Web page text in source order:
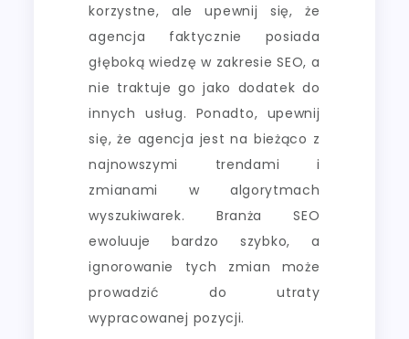
korzystne, ale upewnij się, że
agencja faktycznie posiada
głęboką wiedzę w zakresie SEO, a
nie traktuje go jako dodatek do
innych usług. Ponadto, upewnij
się, że agencja jest na bieżąco z
najnowszymi trendami i
zmianami w algorytmach
wyszukiwarek. Branża SEO
ewoluuje bardzo szybko, a
ignorowanie tych zmian może
prowadzić do utraty
wypracowanej pozycji.